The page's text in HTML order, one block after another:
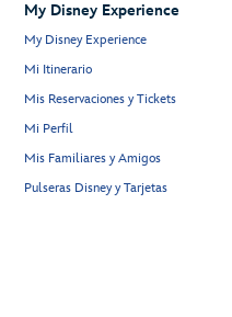
My Disney Experience
My Disney Experience
Mi Itinerario
Mis Reservaciones y Tickets
Mi Perfil
Mis Familiares y Amigos
Pulseras Disney y Tarjetas